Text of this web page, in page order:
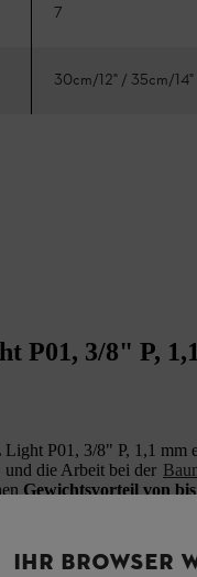
7
30cm/12" / 35cm/14"
P01, 3/8" P,
P01, 3/8" P, 1,1 mm
und die Arbeit bei der
Gewichtsvorteil von
Das
IHR BROWSER